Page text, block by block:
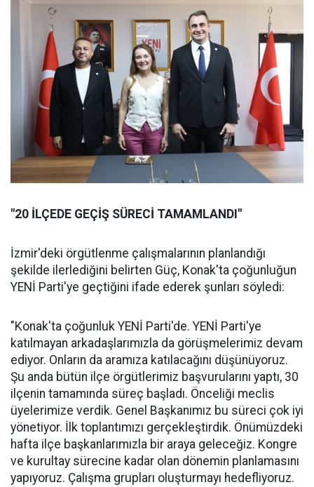
"20 İLÇEDE GEÇİŞ SÜRECİ TAMAMLANDI"
İzmir'deki örgütlenme çalışmalarının planlandığı
şekilde ilerlediğini belirten Güç, Konak'ta çoğunluğun
YENİ Parti'ye geçtiğini ifade ederek şunları söyledi:
"Konak'ta çoğunluk YENİ Parti'de. YENİ Parti'ye
katılmayan arkadaşlarımızla da görüşmelerimiz devam
ediyor. Onların da aramıza katılacağını düşünüyoruz.
Şu anda bütün ilçe örgütlerimiz başvurularını yaptı, 30
ilçenin tamamında süreç başladı. Önceliği meclis
üyelerimize verdik. Genel Başkanımız bu süreci çok iyi
yönetiyor. İlk toplantımızı gerçekleştirdik. Önümüzdeki
hafta ilçe başkanlarımızla bir araya geleceğiz. Kongre
ve kurultay sürecine kadar olan dönemin planlamasını
yapıyoruz. Çalışma grupları oluşturmayı hedefliyoruz.